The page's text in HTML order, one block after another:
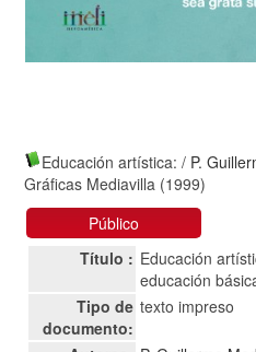
Educación artística: / P.
Gráficas Mediavilla (1999)
Público
Título : Educación
educación
Tipo de
documento:
texto impreso